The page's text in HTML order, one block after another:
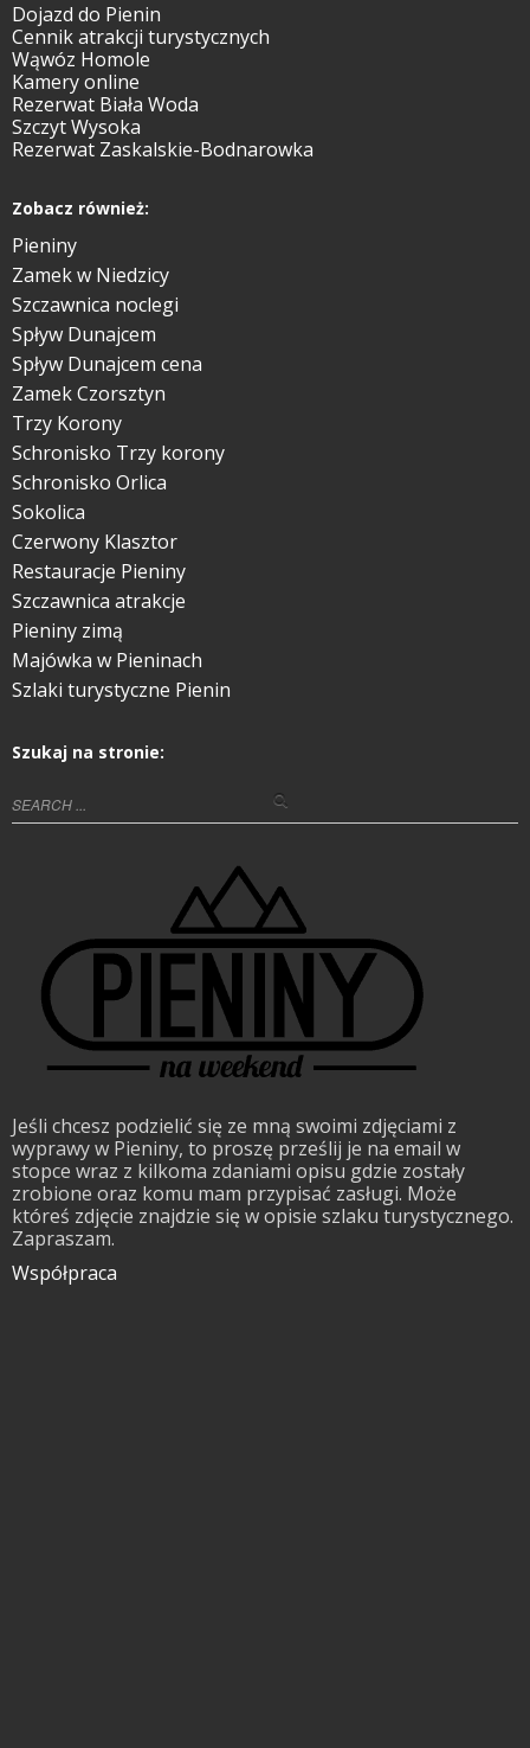
Dojazd do Pienin
Cennik atrakcji turystycznych
Wąwóz Homole
Kamery online
Rezerwat Biała Woda
Szczyt Wysoka
Rezerwat Zaskalskie-Bodnarowka
Zobacz również:
Pieniny
Zamek w Niedzicy
Szczawnica noclegi
Spływ Dunajcem
Spływ Dunajcem cena
Zamek Czorsztyn
Trzy Korony
Schronisko Trzy korony
Schronisko Orlica
Sokolica
Czerwony Klasztor
Restauracje Pieniny
Szczawnica atrakcje
Pieniny zimą
Majówka w Pieninach
Szlaki turystyczne Pienin
Szukaj na stronie:
Jeśli chcesz podzielić się ze mną swoimi zdjęciami z
wyprawy w Pieniny, to proszę prześlij je na email w
stopce wraz z kilkoma zdaniami opisu gdzie zostały
zrobione oraz komu mam przypisać zasługi. Może
któreś zdjęcie znajdzie się w opisie szlaku turystycznego.
Zapraszam.
Współpraca